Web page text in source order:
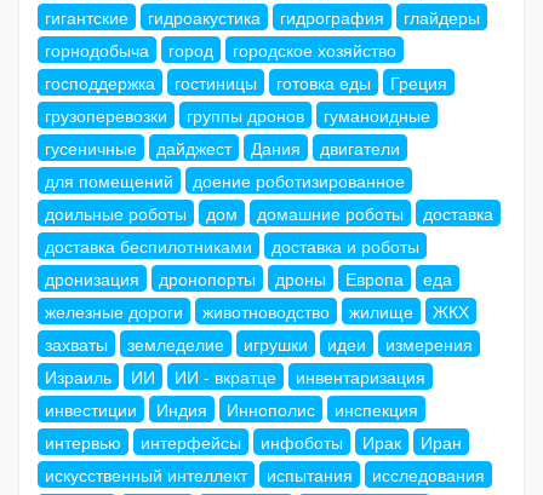
гигантские
гидроакустика гидрография
глайдеры
горнодобыча
город
городское хозяйство
господдержка
гостиницы готовка еды
Греция
грузоперевозки
группы дронов
гуманоидные
гусеничные
дайджест Дания
двигатели
для помещений
доение роботизированное
доильные роботы
дом домашние роботы
доставка
доставка беспилотниками
доставка и роботы
дронизация
дронопорты дроны Европа
еда
железные дороги
животноводство жилище
ЖКХ
захваты
земледелие игрушки идеи
измерения
Израиль
ИИ ИИ - вкратце
инвентаризация
инвестиции
Индия Иннополис
инспекция
интервью
интерфейсы инфоботы Ирак
Иран
искусственный интеллект
испытания
исследования